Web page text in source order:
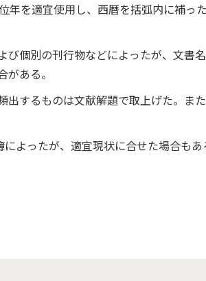
を適宜使用し、西暦を括弧内に補っ
個別の刊行物などによったが、文書
ある。
するものは文献解題で取上げた。ま
よったが、適宜現状に合せた場合もあ